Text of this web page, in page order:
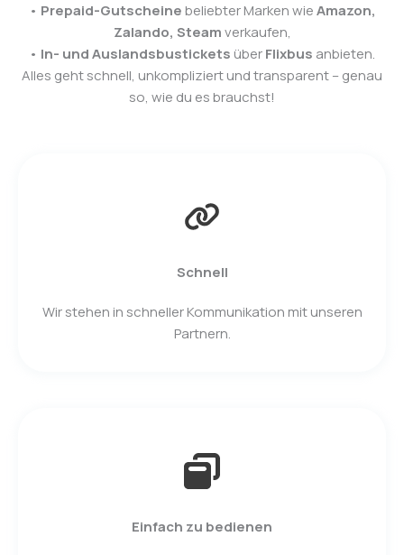
• Prepaid-Gutscheinebeliebter Marken wieAmazon,
Zalando, Steamverkaufen,
• In- und Auslandsbustickets überFlixbus anbieten.
Alles geht schnell, unkompliziert und transparent – genau
so, wie du es brauchst!
Schnell
Wir stehen in schneller Kommunikation mit unseren
Partnern.
Einfach zu bedienen